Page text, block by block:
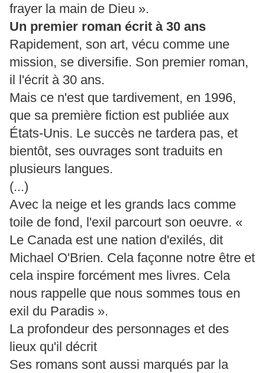
frayer la main de Dieu ».
Un premier roman écrit à 30 ans
Rapidement, son art, vécu comme une
mission, se diversifie. Son premier roman,
il l'écrit à 30 ans.
Mais ce n'est que tardivement, en 1996,
que sa première fiction est publiée aux
États-Unis. Le succès ne tardera pas, et
bientôt, ses ouvrages sont traduits en
plusieurs langues.
(...)
Avec la neige et les grands lacs comme
toile de fond, l'exil parcourt son oeuvre. «
Le Canada est une nation d'exilés, dit
Michael O'Brien. Cela façonne notre être et
cela inspire forcément mes livres. Cela
nous rappelle que nous sommes tous en
exil du Paradis ».
La profondeur des personnages et des
lieux qu'il décrit
Ses romans sont aussi marqués par la